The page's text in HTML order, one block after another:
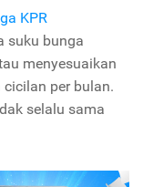
KPR
suku bunga
menyesuaikan
per bulan.
selalu sama